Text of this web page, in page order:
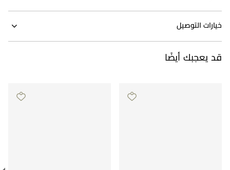
خيارات التوصيل
قد يعجبك أيضًا